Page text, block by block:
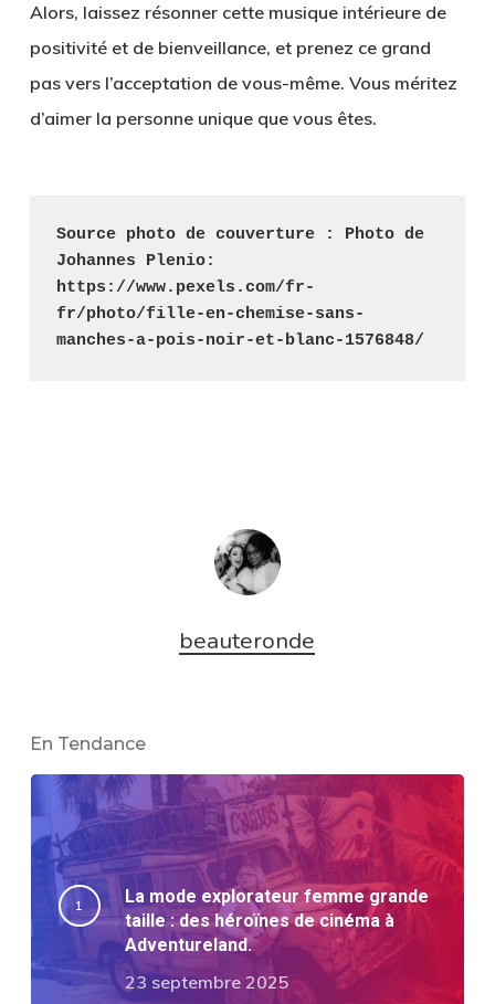
Alors, laissez résonner cette musique intérieure de
positivité et de bienveillance, et prenez ce grand
pas vers l’acceptation de vous-même. Vous méritez
d’aimer la personne unique que vous êtes.
Source photo de couverture : Photo de
Johannes Plenio:
https://www.pexels.com/fr-
fr/photo/fille-en-chemise-sans-
manches-a-pois-noir-et-blanc-1576848/
beauteronde
En Tendance
La mode explorateur femme grande
taille : des héroïnes de cinéma à
Adventureland.
23 septembre 2025